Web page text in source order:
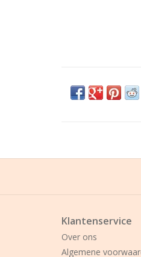
Klantenservice
Over ons
Algemene